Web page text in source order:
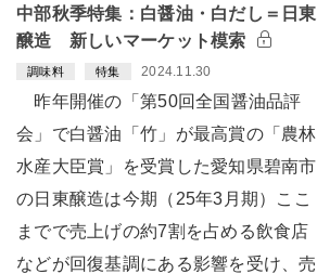
中部秋季特集：白醤油・白だし＝日東
醸造 新しいマーケット模索
調味料 特集 2024.11.30
昨年開催の「第50回全国醤油品評
会」で白醤油「竹」が最高賞の「農林
水産大臣賞」を受賞した愛知県碧南市
の日東醸造は今期（25年3月期）ここ
までで売上げの約7割を占める飲食店
などが回復基調にある影響を受け、売